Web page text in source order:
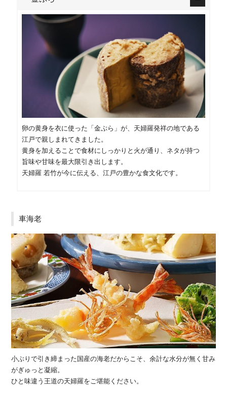
卵の黄身を衣に使った「金ぷら」が、天婦羅発祥の地である
江戸で親しまれてきました。
黄身を加えることで食材にしっかりと火が通り、ネタが持つ
旨味や甘味を最大限引き出します。
天婦羅 若竹が今に伝える、江戸の豊かな食文化です。
車海老
小ぶりで引き締まった国産の海老だからこそ、余計な水分が無く甘み
がぎゅっと凝縮。
ひと味違う王道の天婦羅をご堪能ください。